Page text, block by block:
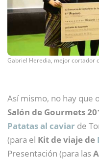
Gabriel Heredia, mejor cortador
Así mismo, no hay que
Salón de Gourmets
Patatas al caviar de
(para el Kit de viaje de
Presentación (para las